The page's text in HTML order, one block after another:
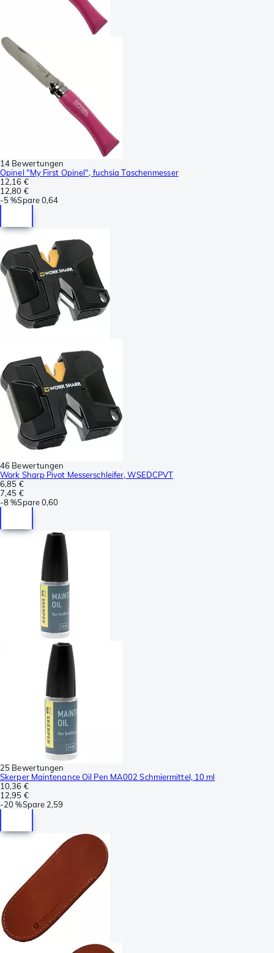
14 Bewertungen
Opinel "My First Opinel", fuchsia Taschenmesser
12,16 €
12,80 €
-5 %Spare0,64
46 Bewertungen
Work Sharp Pivot Messerschleifer, WSEDCPVT
6,85 €
7,45 €
-8 %Spare0,60
25 Bewertungen
Skerper Maintenance Oil Pen MA002 Schmiermittel, 10 ml
10,36 €
12,95 €
-20 %Spare 2,59